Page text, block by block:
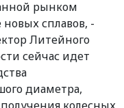
рынком
сплавов, -
Литейного
сейчас идет
диаметра,